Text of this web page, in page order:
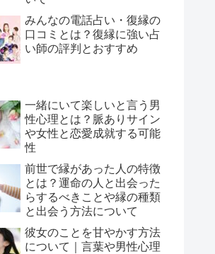
みんなの電話占い・復縁の
口コミとは？復縁に強い占
い師の評判とおすすめ
一緒にいて楽しいと言う男
性心理とは？脈ありサイン
や女性と恋愛成就する可能
性
前世で縁があった人の特徴
とは？運命の人と出会った
らするべきことや縁の種類
と出会う方法について
彼女のことを甘やかす方法
について｜言葉や男性心理